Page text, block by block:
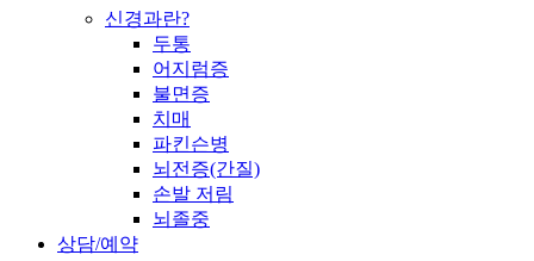
신경과란?
두통
어지럼증
불면증
치매
파킨슨병
뇌전증(간질)
손발 저림
뇌졸중
상담/예약